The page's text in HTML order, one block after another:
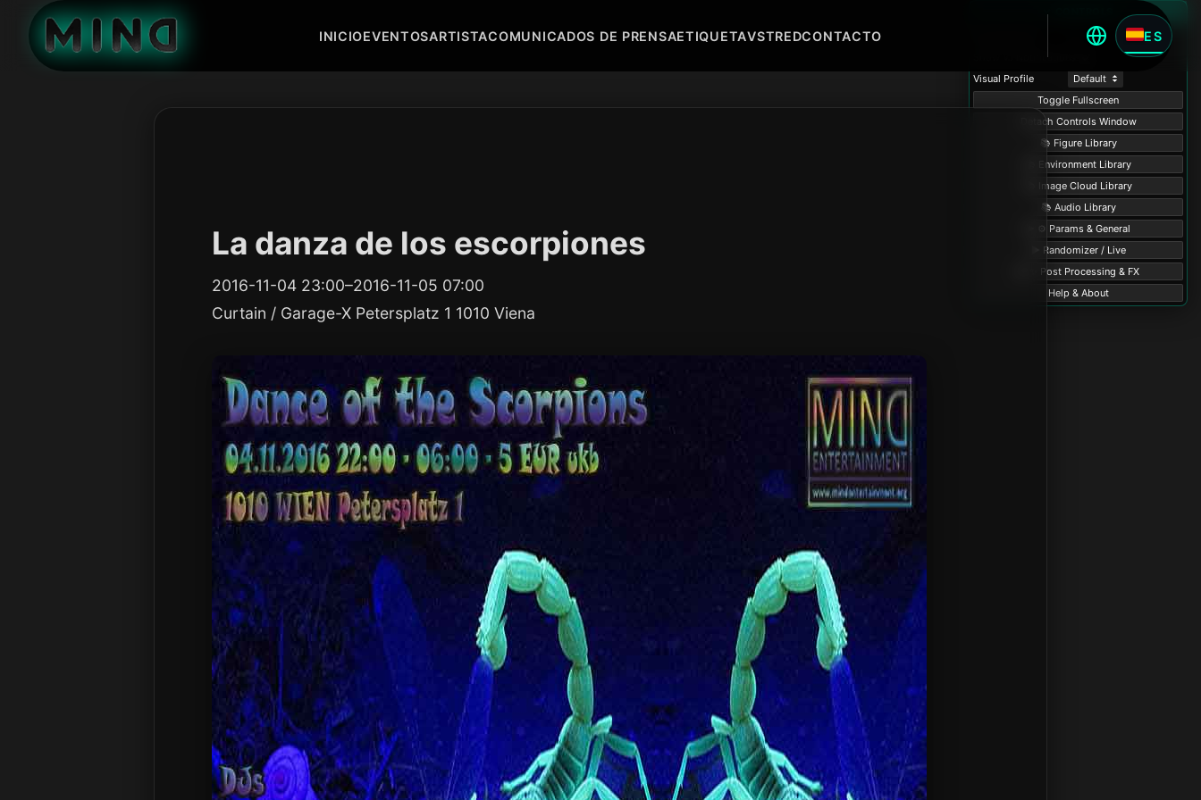
INICIOEVENTOSARTISTACOMUNICADOS DE PRENSAETIQUETAVSTREDCONTACTO ES
La danza de los escorpiones
2016-11-04 23:00–2016-11-05 07:00
Curtain / Garage-X Petersplatz 1 1010 Viena